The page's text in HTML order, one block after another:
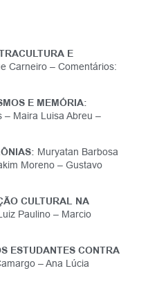
E
Carneiro – Comentários:
E MEMÓRIA:
– Maira Luisa Abreu –
Muryatan Barbosa
Moreno – Gustavo
CULTURAL NA
Paulino – Marcio
ESTUDANTES CONTRA
– Ana Lúcia